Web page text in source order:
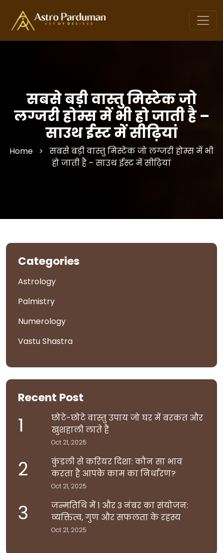
सबसे बड़ी वास्तु मिस्टेक जो
लग्जरी होम्स में भी हो जाती है –
साउथ ईस्ट में सीढ़ियां
Home >
सबसे बड़ी वास्तु मिस्टेक जो लग्जरी होम्स में भी
हो जाती है – साउथ ईस्ट में सीढ़ियां
Categories
Astrology
Palmistry
Numerology
Vastu Shastra
Recent Post
1
छोटे-छोटे वास्तु उपाय जो घर में बरकत और
खुशहाली लाते हैं
Oct 21, 2025
2
कुंडली से करियर दिशा: कौन सा भाव
करता है आपके काम का निर्धारण?
Oct 21, 2025
3
जन्मतिथि में 1 और 3 नंबर का संयोजन:
व्यक्तित्व, गुण और सफलता के रहस्य
Oct 21, 2025